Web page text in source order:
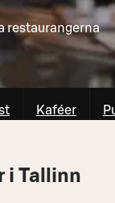
restaurangerna
Kaféer
i Tallinn